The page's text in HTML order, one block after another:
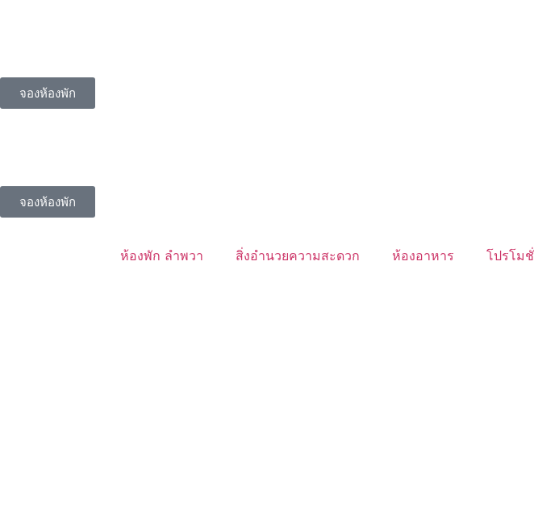
จองห้องพัก
จองห้องพัก
ห้องพัก ลำพวา สิ่งอำนวยความสะดวก ห้องอาหาร โปรโม